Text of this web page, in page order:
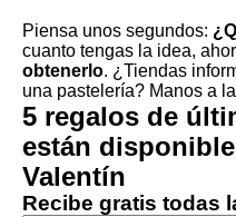
Piensa unos segundos:
cuanto tengas la idea,
obtenerlo. ¿Tiendas
una pastelería? Manos a
5 regalos de
están
Valentín
Recibe gratis todas